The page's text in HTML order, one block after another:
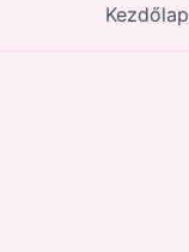
Kezdőlap